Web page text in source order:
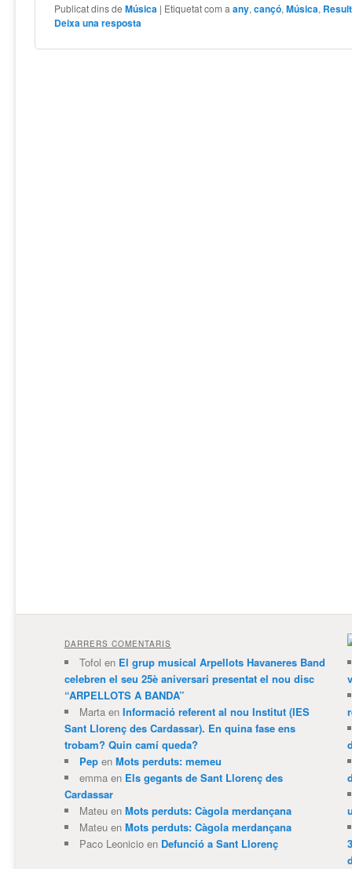
Publicat dins de Música | Etiquetat com a any,cançó,Música,
Deixa una resposta
DARRERS COMENTARIS
Tofol en El grup musical Arpellots Havaneres Band
celebren el seu 25è aniversari presentat el nou disc
“ARPELLOTS A BANDA”
Martaen Informació referent al nou Institut (IES
Sant Llorenç des Cardassar). En quina fase ens
trobam? Quin camí queda?
Pepen Mots perduts: memeu
emmaen Els gegants de Sant Llorenç des
Cardassar
Mateuen Mots perduts: Càgola merdançana
Mateuen Mots perduts: Càgola merdançana
Paco Leonicioen Defunció a Sant Llorenç